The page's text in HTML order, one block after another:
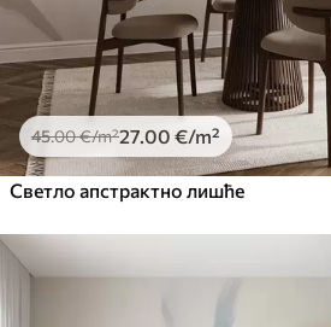
45.00€/m²27 .00 €/m²
Светло апстрактно лишће